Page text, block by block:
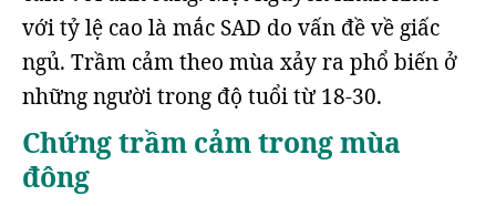
với tỷ lệ cao là mắc SAD do vấn đề về giấc
ngủ. Trầm cảm theo mùa xảy ra phổ biến ở
những người trong độ tuổi từ 18-30.
Chứng trầm cảm trong mùa
đông